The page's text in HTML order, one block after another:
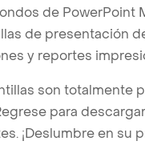
de
de presentación
y reportes
son totalmente
para
¡Deslumbre en su